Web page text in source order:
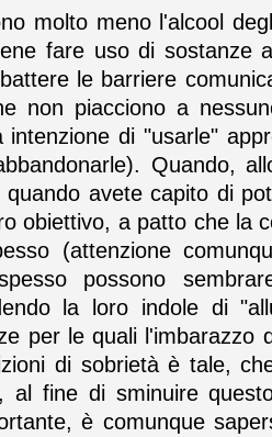
molto meno l'alcool
fare uso di sostanze
le barriere
non piacciono a
di "usarle"
Quando,
quando avete capito di
obiettivo, a patto che la
(attenzione
possono
la loro indole di
per le quali l'imbarazzo
di sobrietà è tale,
al fine di sminuire
è comunque